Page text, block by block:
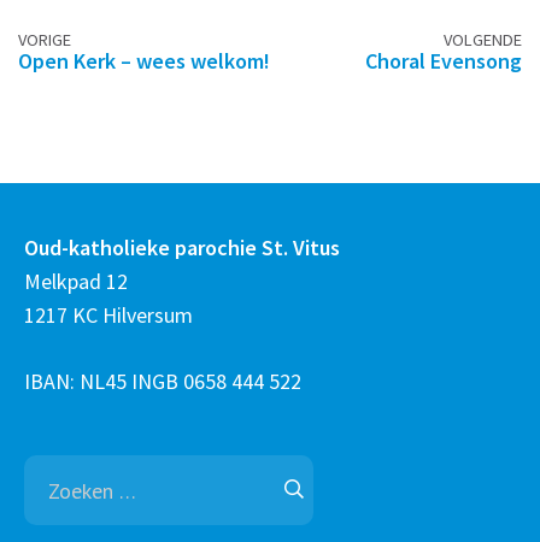
Berichtennavigatie
VORIGE
Open Kerk – wees welkom!
VOLGENDE
Choral Evensong
Oud-katholieke parochie St. Vitus
Melkpad 12
1217 KC Hilversum
IBAN: NL45 INGB 0658 444 522
Zoeken
naar: